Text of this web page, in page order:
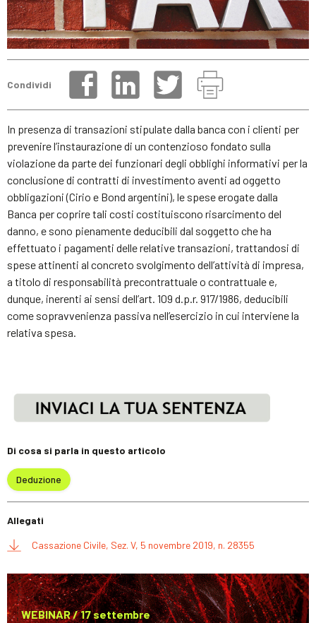
Condividi
In presenza di transazioni stipulate dalla banca con i clienti per
prevenire l’instaurazione di un contenzioso fondato sulla
violazione da parte dei funzionari degli obblighi informativi per la
conclusione di contratti di investimento aventi ad oggetto
obbligazioni (Cirio e Bond argentini), le spese erogate dalla
Banca per coprire tali costi costituiscono risarcimento del
danno, e sono pienamente deducibili dal soggetto che ha
effettuato i pagamenti delle relative transazioni, trattandosi di
spese attinenti al concreto svolgimento dell’attività di impresa,
a titolo di responsabilità precontrattuale o contrattuale e,
dunque, inerenti ai sensi dell’art. 109 d.p.r. 917/1986, deducibili
come sopravvenienza passiva nell’esercizio in cui interviene la
relativa spesa.
Di cosa si parla in questo articolo
Deduzione
Allegati
Cassazione Civile, Sez. V, 5 novembre 2019, n. 28355
WEBINAR / 17 settembre